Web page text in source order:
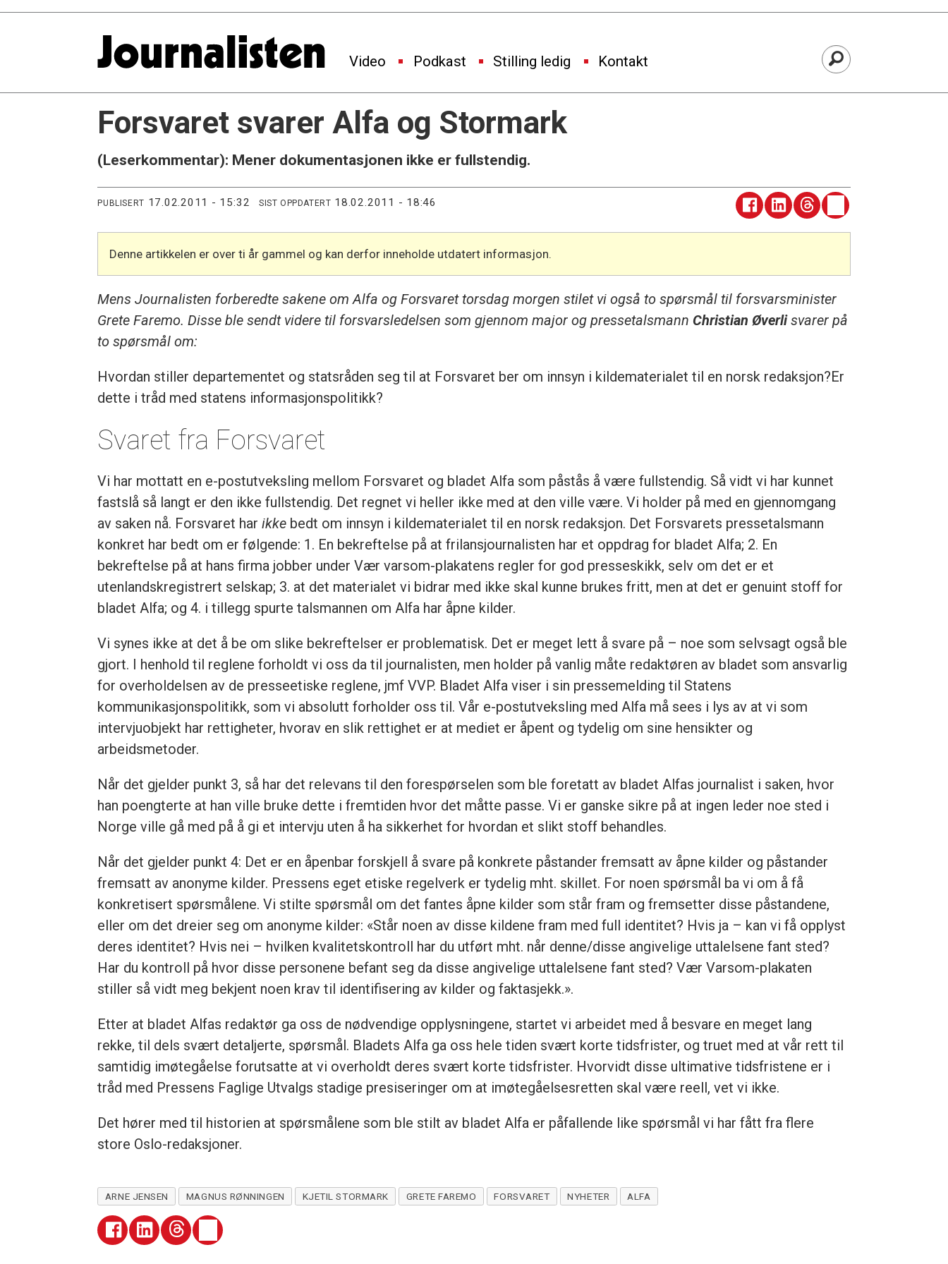
Video Podkast Stilling ledig Kontakt
Forsvaret svarer Alfa og Stormark
(Leserkommentar): Mener dokumentasjonen ikke er fullstendig.
PUBLISERT 17.02.2011 - 15:32 SIST OPPDATERT 18.02.2011 - 18:46
Denne artikkelen er over ti år gammel og kan derfor inneholde utdatert informasjon.
Mens Journalisten forberedte sakene om Alfa og Forsvaret torsdag morgen stilet vi også to spørsmål til forsvarsminister
Grete Faremo. Disse ble sendt videre til forsvarsledelsen som gjennom major og pressetalsmann Christian Øverlisvarer på
to spørsmål om:
Hvordan stiller departementet og statsråden seg til at Forsvaret ber om innsyn i kildematerialet til en norsk redaksjon?Er
dette i tråd med statens informasjonspolitikk?
Svaret fra Forsvaret
Vi har mottatt en e-postutveksling mellom Forsvaret og bladet Alfa som påstås å være fullstendig. Så vidt vi har kunnet
fastslå så langt er den ikke fullstendig. Det regnet vi heller ikke med at den ville være. Vi holder på med en gjennomgang
av saken nå. Forsvaret har ikke bedt om innsyn i kildematerialet til en norsk redaksjon. Det Forsvarets pressetalsmann
konkret har bedt om er følgende: 1. En bekreftelse på at frilansjournalisten har et oppdrag for bladet Alfa; 2. En
bekreftelse på at hans firma jobber under Vær varsom-plakatens regler for god presseskikk, selv om det er et
utenlandskregistrert selskap; 3. at det materialet vi bidrar med ikke skal kunne brukes fritt, men at det er genuint stoff for
bladet Alfa; og 4. i tillegg spurte talsmannen om Alfa har åpne kilder.
Vi synes ikke at det å be om slike bekreftelser er problematisk. Det er meget lett å svare på – noe som selvsagt også ble
gjort. I henhold til reglene forholdt vi oss da til journalisten, men holder på vanlig måte redaktøren av bladet som ansvarlig
for overholdelsen av de presseetiske reglene, jmf VVP. Bladet Alfa viser i sin pressemelding til Statens
kommunikasjonspolitikk, som vi absolutt forholder oss til. Vår e-postutveksling med Alfa må sees i lys av at vi som
intervjuobjekt har rettigheter, hvorav en slik rettighet er at mediet er åpent og tydelig om sine hensikter og
arbeidsmetoder.
Når det gjelder punkt 3, så har det relevans til den forespørselen som ble foretatt av bladet Alfas journalist i saken, hvor
han poengterte at han ville bruke dette i fremtiden hvor det måtte passe. Vi er ganske sikre på at ingen leder noe sted i
Norge ville gå med på å gi et intervju uten å ha sikkerhet for hvordan et slikt stoff behandles.
Når det gjelder punkt 4: Det er en åpenbar forskjell å svare på konkrete påstander fremsatt av åpne kilder og påstander
fremsatt av anonyme kilder. Pressens eget etiske regelverk er tydelig mht. skillet. For noen spørsmål ba vi om å få
konkretisert spørsmålene. Vi stilte spørsmål om det fantes åpne kilder som står fram og fremsetter disse påstandene,
eller om det dreier seg om anonyme kilder: «Står noen av disse kildene fram med full identitet? Hvis ja – kan vi få opplyst
deres identitet? Hvis nei – hvilken kvalitetskontroll har du utført mht. når denne/disse angivelige uttalelsene fant sted?
Har du kontroll på hvor disse personene befant seg da disse angivelige uttalelsene fant sted? Vær Varsom-plakaten
stiller så vidt meg bekjent noen krav til identifisering av kilder og faktasjekk.».
Etter at bladet Alfas redaktør ga oss de nødvendige opplysningene, startet vi arbeidet med å besvare en meget lang
rekke, til dels svært detaljerte, spørsmål. Bladets Alfa ga oss hele tiden svært korte tidsfrister, og truet med at vår rett til
samtidig imøtegåelse forutsatte at vi overholdt deres svært korte tidsfrister. Hvorvidt disse ultimative tidsfristene er i
tråd med Pressens Faglige Utvalgs stadige presiseringer om at imøtegåelsesretten skal være reell, vet vi ikke.
Det hører med til historien at spørsmålene som ble stilt av bladet Alfa er påfallende like spørsmål vi har fått fra flere
store Oslo-redaksjoner.
ARNE JENSEN MAGNUS RØNNINGEN KJETIL STORMARK GRETE FAREMO FORSVARET NYHETER ALFA